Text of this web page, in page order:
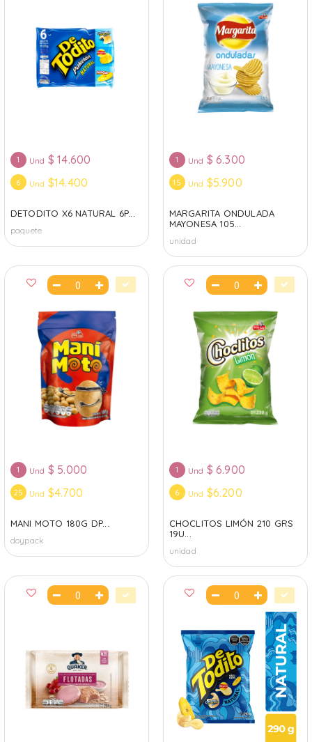
1 Und $ 14.600
6 Und $14.400
DETODITO X6 NATURAL 6P...
paquete
1 Und $ 6.300
15 Und $5.900
MARGARITA ONDULADA
MAYONESA 105...
unidad
1 Und $ 5.000
25 Und $4.700
MANI MOTO 180G DP...
doypack
1 Und $ 6.900
6 Und $6.200
CHOCLITOS LIMÓN 210 GRS
19U...
unidad